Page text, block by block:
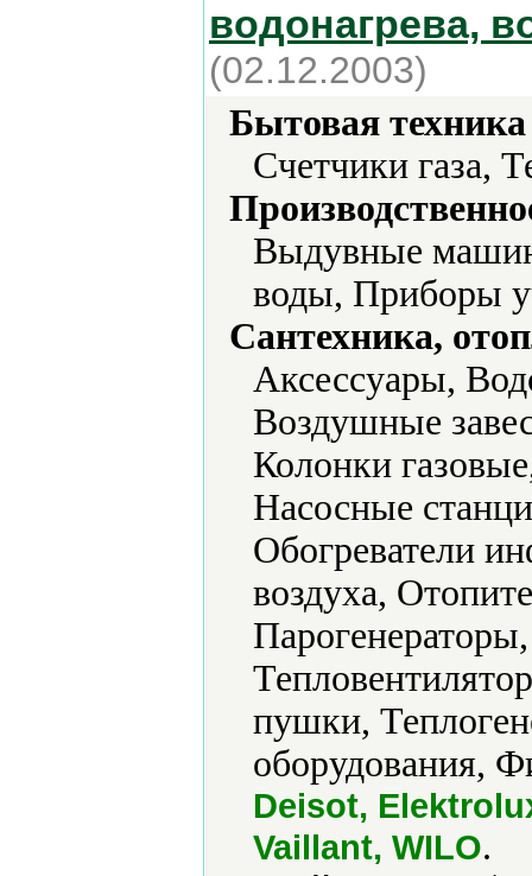
водонагрева,
(02.12.2003)
Бытовая
Счетчики газа,
Выдувные
воды, Приборы
Сантехника,
Аксессуары,
Воздушные
Колонки
Насосные
Обогреватели
воздуха,
пушки,
оборудования,
Deisot,
Vaillant, WILO.